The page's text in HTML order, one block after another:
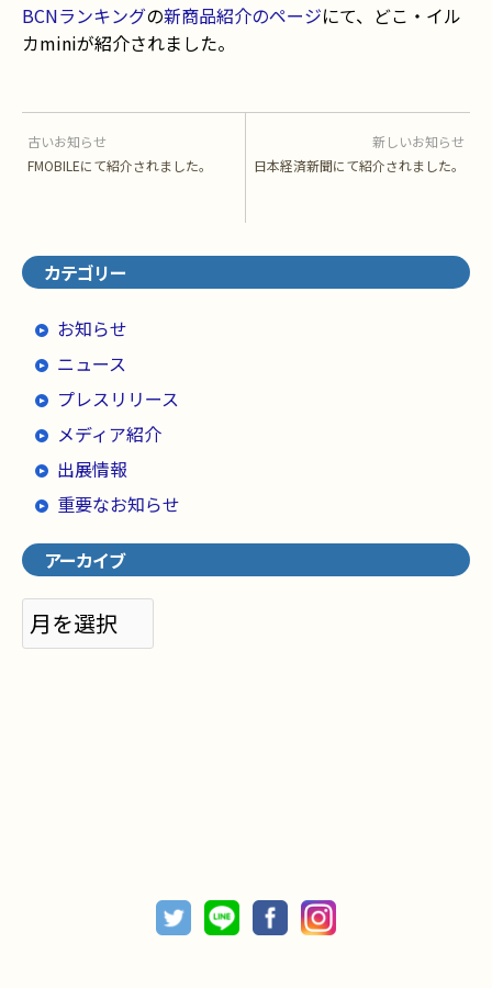
BCNランキングの新商品紹介のページにて、どこ・イル
カminiが紹介されました。
古いお知らせ
FMOBILEにて紹介されました。
新しいお知らせ
日本経済新聞にて紹介されました。
カテゴリー
お知らせ
ニュース
プレスリリース
メディア紹介
出展情報
重要なお知らせ
アーカイブ